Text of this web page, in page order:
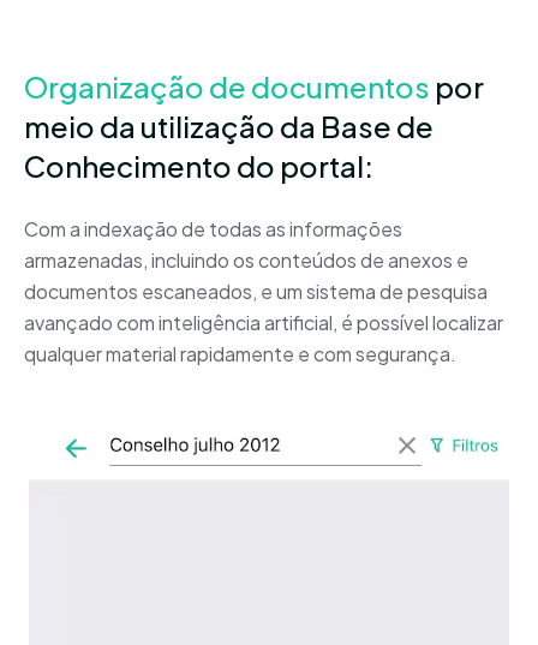
Organização de documentos por
meio da utilização da Base de
Conhecimento do portal:
Com a indexação de todas as informações
armazenadas, incluindo os conteúdos de anexos e
documentos escaneados, e um sistema de pesquisa
avançado com inteligência artificial, é possível localizar
qualquer material rapidamente e com segurança.